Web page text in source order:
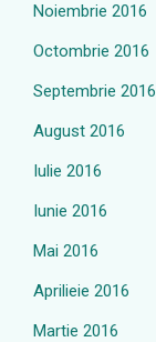
Noiembrie 2016
Octombrie 2016
Septembrie 2016
August 2016
Iulie 2016
Iunie 2016
Mai 2016
Aprilieie 2016
Martie 2016